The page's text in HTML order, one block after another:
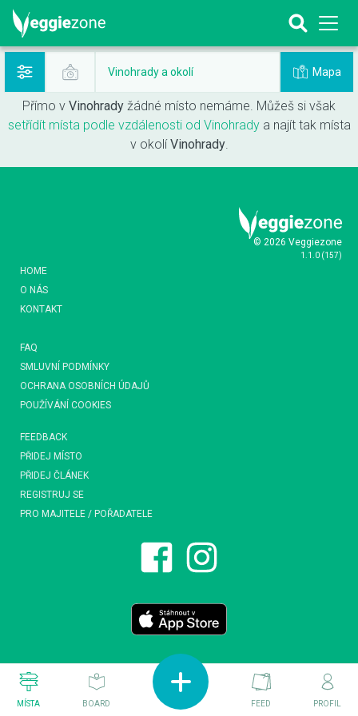
Vinohrady a okolí Mapa
Přímo v Vinohrady žádné místo nemáme. Můžeš si však
setřídít místa podle vzdálenosti od Vinohradya najít tak místa
v okolíVinohrady.
© 2026 Veggiezone
1.1.0 (157)
HOME
O NÁS
KONTAKT
FAQ
SMLUVNÍ PODMÍNKY
OCHRANA OSOBNÍCH ÚDAJŮ
POUŽÍVÁNÍ COOKIES
FEEDBACK
PŘIDEJ MÍSTO
PŘIDEJ ČLÁNEK
REGISTRUJ SE
PRO MAJITELE / POŘADATELE
MÍSTA BOARD FEED PROFIL